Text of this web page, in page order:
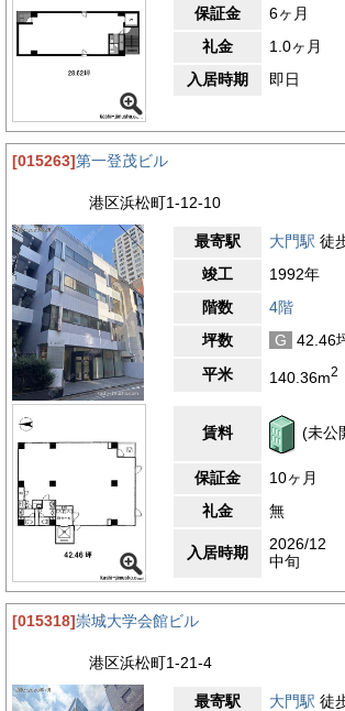
保証金
6ヶ月
礼金
1.0ヶ月
入居時期
即日
[015263]第一登茂ビル
港区浜松町1-12-10
最寄駅 大門駅 徒
竣工
1992年
階数
4階
坪数
G
42.46
平米
140.36m2
賃料 (未公
保証金
10ヶ月
礼金
無
入居時期
2026/12
中旬
[015318]崇城大学会館ビル
港区浜松町1-21-4
最寄駅 大門駅 徒